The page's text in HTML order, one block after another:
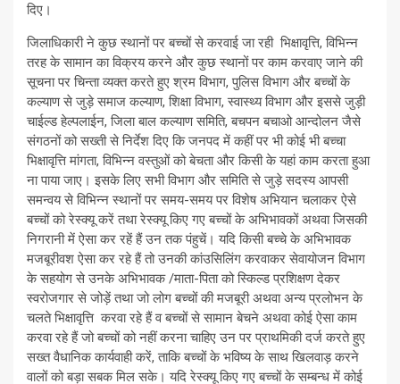
दिए।
जिलाधिकारी ने कुछ स्थानों पर बच्चों से करवाई जा रही भिक्षावृत्ति, विभिन्न
तरह के सामान का विक्रय करने और कुछ स्थानों पर काम करवाए जाने की
सूचना पर चिन्ता व्यक्त करते हुए श्रम विभाग, पुलिस विभाग और बच्चों के
कल्याण से जुड़े समाज कल्याण, शिक्षा विभाग, स्वास्थ्य विभाग और इससे जुड़ी
चाईल्ड हेल्पलाईन, जिला बाल कल्याण समिति, बचपन बचाओ आन्दोलन जैसे
संगठनों को सख्ती से निर्देश दिए कि जनपद में कहीं पर भी कोई भी बच्चा
भिक्षावृत्ति मांगता, विभिन्न वस्तुओं को बेचता और किसी के यहां काम करता हुआ
ना पाया जाए। इसके लिए सभी विभाग और समिति से जुड़े सदस्य आपसी
समन्वय से विभिन्न स्थानों पर समय-समय पर विशेष अभियान चलाकर ऐसे
बच्चों को रेस्क्यू करें तथा रेस्क्यू किए गए बच्चों के अभिभावकों अथवा जिसकी
निगरानी में ऐसा कर रहें हैं उन तक पंहुचें। यदि किसी बच्चे के अभिभावक
मजबूरीवश ऐसा कर रहे हैं तो उनकी कांउसिलिंग करवाकर सेवायोजन विभाग
के सहयोग से उनके अभिभावक /माता-पिता को स्किल्ड प्रशिक्षण देकर
स्वरोजगार से जोड़ें तथा जो लोग बच्चों की मजबूरी अथवा अन्य प्रलोभन के
चलते भिक्षावृत्ति करवा रहे हैं व बच्चों से सामान बेचने अथवा कोई ऐसा काम
करवा रहे हैं जो बच्चों को नहीं करना चाहिए उन पर प्राथमिकी दर्ज करते हुए
सख्त वैधानिक कार्यवाही करें, ताकि बच्चों के भविष्य के साथ खिलवाड़ करने
वालों को बड़ा सबक मिल सके। यदि रेस्क्यू किए गए बच्चों के सम्बन्ध में कोई